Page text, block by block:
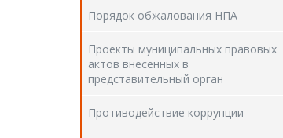
Порядок обжалования НПА
Проекты муниципальных правовых
актов внесенных в
представительный орган
Противодействие коррупции